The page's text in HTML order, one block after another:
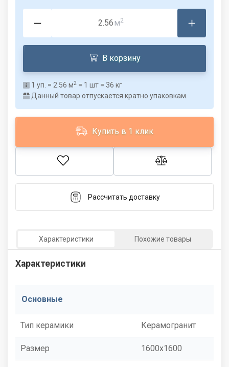
м2
В корзину
1 уп. = 2.56 м2 = 1 шт = 36 кг
Данный товар отпускается кратно упаковкам.
Купить в 1 клик
Рассчитать доставку
Характеристики Похожие товары
Характеристики
Основные
Тип керамики Керамогранит
Размер 1600x1600